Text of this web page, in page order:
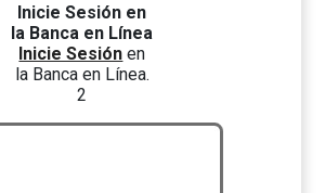
Inicie Sesión en
la Banca en Línea
Inicie Sesión en
la Banca en Línea.
2